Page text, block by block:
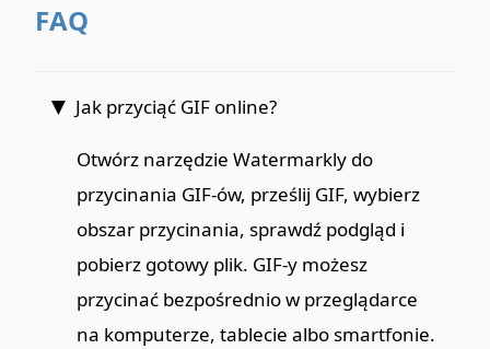
FAQ
Jak przyciąć GIF online?
Otwórz narzędzie Watermarkly do
przycinania GIF-ów, prześlij GIF, wybierz
obszar przycinania, sprawdź podgląd i
pobierz gotowy plik. GIF-y możesz
przycinać bezpośrednio w przeglądarce
na komputerze, tablecie albo smartfonie.